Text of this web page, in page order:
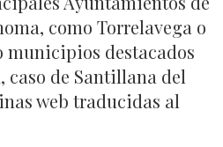
como Torrelavega o
municipios destacados
de Santillana del
web traducidas al